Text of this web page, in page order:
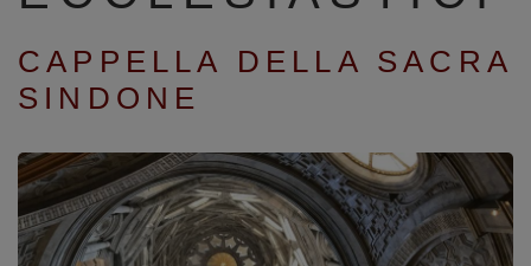
CAPPELLA DELLA SACRA
SINDONE